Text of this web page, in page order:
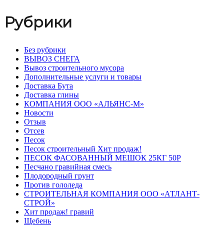
Рубрики
Без рубрики
ВЫВОЗ СНЕГА
Вывоз строительного мусора
Дополнительные услуги и товары
Доставка Бута
Доставка глины
КОМПАНИЯ ООО «АЛЬЯНС-М»
Новости
Отзыв
Отсев
Песок
Песок строительный Хит продаж!
ПЕСОК ФАСОВАННЫЙ МЕШОК 25КГ 50Р
Песчано гравийная смесь
Плодородный грунт
Против гололеда
СТРОИТЕЛЬНАЯ КОМПАНИЯ ООО «АТЛАНТ-
СТРОЙ»
Хит продаж! гравий
Щебень